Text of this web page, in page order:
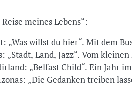
Reise meines Lebens“:
„Was willst du hier“. Mit dem
„Stadt, Land, Jazz“. Vom
„Belfast Child“. Ein Jahr
„Die Gedanken treiben